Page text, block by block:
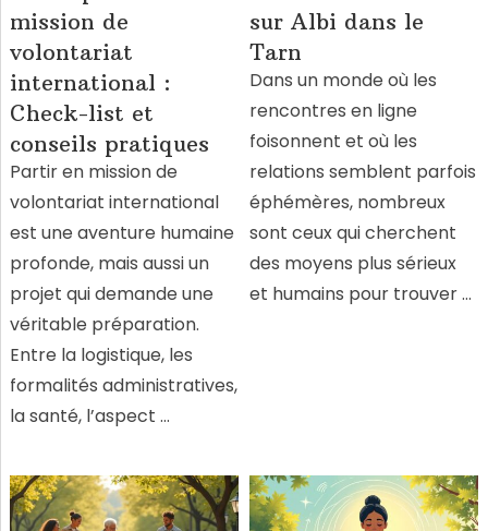
mission de
volontariat
international :
Check-list et
conseils pratiques
Partir en mission de
volontariat international
est une aventure humaine
profonde, mais aussi un
projet qui demande une
véritable préparation.
Entre la logistique, les
formalités administratives,
la santé, l’aspect …
sur Albi dans le
Tarn
Dans un monde où les
rencontres en ligne
foisonnent et où les
relations semblent parfois
éphémères, nombreux
sont ceux qui cherchent
des moyens plus sérieux
et humains pour trouver …